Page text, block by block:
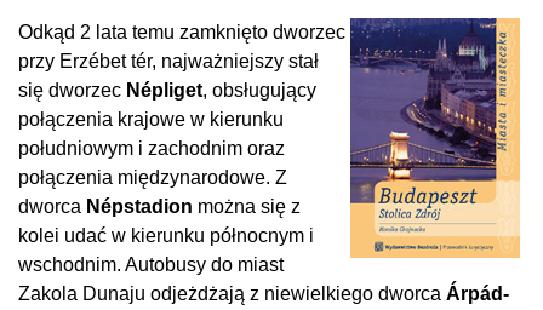
Odkąd 2 lata temu zamknięto dworzec
przy Erzébet tér, najważniejszy stał
się dworzec Népliget, obsługujący
połączenia krajowe w kierunku
południowym i zachodnim oraz
połączenia międzynarodowe. Z
dworca Népstadion można się z
kolei udać w kierunku północnym i
wschodnim. Autobusy do miast
Zakola Dunaju odjeżdżają z niewielkiego dworca Árpád-